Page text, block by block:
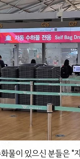
물이 있으신 분들은